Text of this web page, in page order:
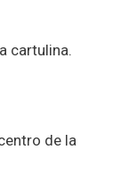
cartulina.
de la